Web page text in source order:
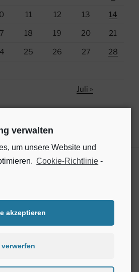
11 12 13 14
18 19 20 21
25 26 27 28
Juli »
verwalten
um unsere Website und
Cookie-Richtlinie -
akzeptieren
verwerfen